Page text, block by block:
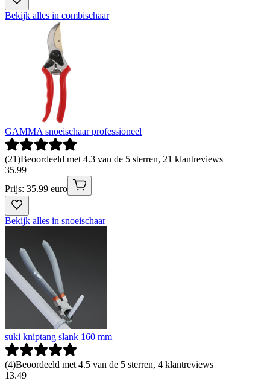
Bekijk alles in combischaar
GAMMA snoeischaar professioneel
(21)Beoordeeld met 4.3 van de 5 sterren, 21 klantreviews
35.99
Prijs: 35.99 euro
Bekijk alles in snoeischaar
suki kniptang slank 160 mm
(4)Beoordeeld met 4.5 van de 5 sterren, 4 klantreviews
13.49